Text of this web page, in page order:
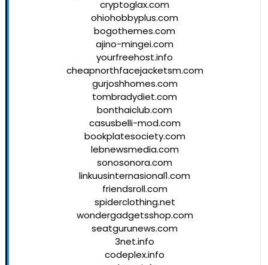
cryptoglax.com
ohiohobbyplus.com
bogothemes.com
ajino-mingei.com
yourfreehost.info
cheapnorthfacejacketsm.com
gurjoshhomes.com
tombradydiet.com
bonthaiclub.com
casusbelli-mod.com
bookplatesociety.com
lebnewsmedia.com
sonosonora.com
linkuusinternasional1.com
friendsroll.com
spiderclothing.net
wondergadgetsshop.com
seatgurunews.com
3net.info
codeplex.info